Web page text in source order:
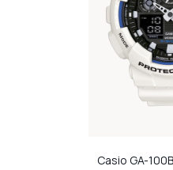
Casio GA-